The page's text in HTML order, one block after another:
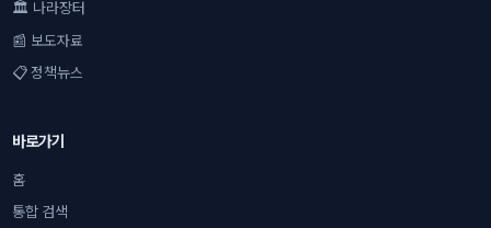
🏛 나라장터
📰 보도자료
📋 정책뉴스
바로가기
홈
통합 검색